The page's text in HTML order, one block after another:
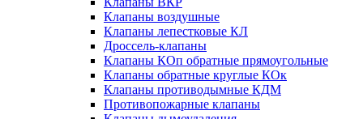
Клапаны воздушные
Клапаны лепестковые КЛ
Дроссель-клапаны
Клапаны КОп обратные прямоугольные
Клапаны обратные круглые КОк
Клапаны противодымные КДМ
Противопожарные клапаны